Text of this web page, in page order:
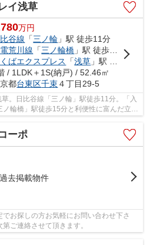
イ浅草
万円
谷線 「三ノ輪 」駅 徒歩11分
荒川線 「三ノ輪橋 」駅 徒歩15分
ばエクスプレス
「浅草 」駅 徒歩16分
/ 1LDK＋1S(納戸) / 52.46㎡
都台東区千束４丁目29-5
。日比谷線「三ノ輪」駅徒歩11分。「入
輪橋」駅徒歩15分と利便性に富んだ立地
ーポ
過去掲載物件
お探しの方お気軽にお問い合わせ下さ
ご連絡させて頂きます。